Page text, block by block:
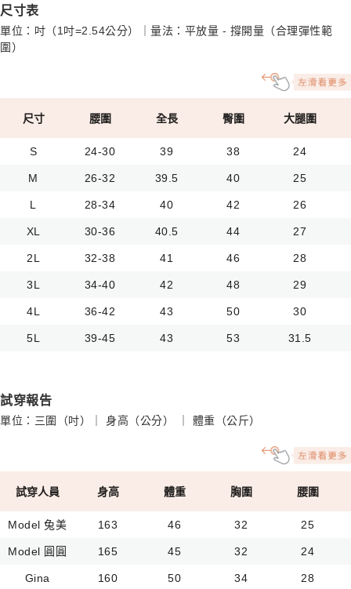
尺寸表
單位：吋（1吋=2.54公分）｜量法：平放量 - 撐開量（合理彈性範
圍）
尺寸 腰圍 全長 臀圍 大腿圍
S 24-30 39 38 24
M 26-32 39.5 40 25
L 28-34 40 42 26
XL 30-36 40.5 44 27
2L 32-38 41 46 28
3L 34-40 42 48 29
4L 36-42 43 50 30
5L 39-45 43 53 31.5
試穿報告
單位：三圍（吋）｜ 身高（公分） ｜ 體重（公斤）
試穿人員 身高 體重 胸圍 腰圍
Model 兔美 163 46 32 25
Model 圓圓 165 45 32 24
Gina 160 50 34 28